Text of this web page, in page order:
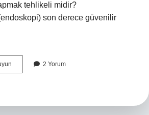
tehlikeli midir?
son derece güvenilir
Endoskopi
2 Yorum